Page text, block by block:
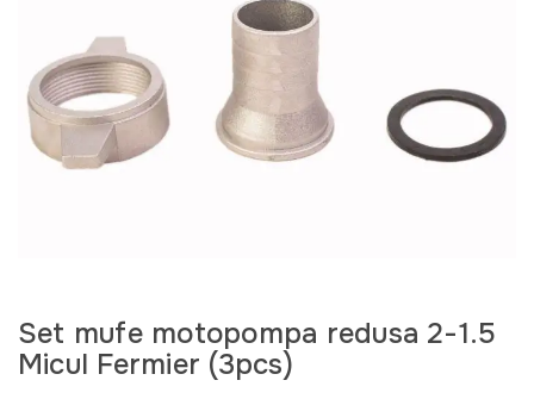
Set mufe motopompa redusa 2-1.5
Micul Fermier (3pcs)